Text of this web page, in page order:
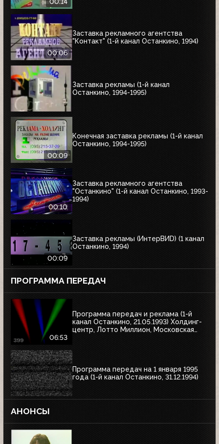
00:14
00:06
Заставка рекламного агентства
"Контакт" (1-й канал Останкино, 1994)
Заставка рекламы (1-й канал
Останкино, 1994-1995)
00:09
Конечная заставка рекламы (1-й канал
Останкино, 1994-1995)
00:10
Заставка рекламного агентства
"Останкино" (1-й канал Останкино, 1993-
1994)
00:09
Заставка рекламы (ИнтерВИD) (1 канал
Останкино, 1994)
ПРОГРАММА ПЕРЕДАЧ
06:53
Программа передач и реклама (1-й
канал Останкино, 21.05.1993) Холдинг-
центр, Лотто Миллион, Московская
Программа передач на 1 января 1995
года (1-й канал Останкино, 31.12.1994)
АНОНСЫ